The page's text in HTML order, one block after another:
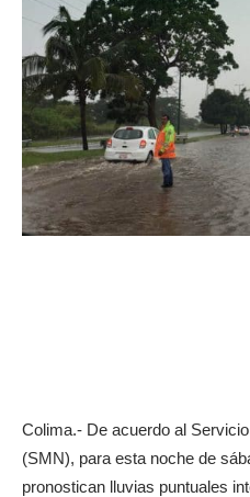
Colima.- De acuerdo al
(SMN), para esta noche de
pronostican lluvias puntuales